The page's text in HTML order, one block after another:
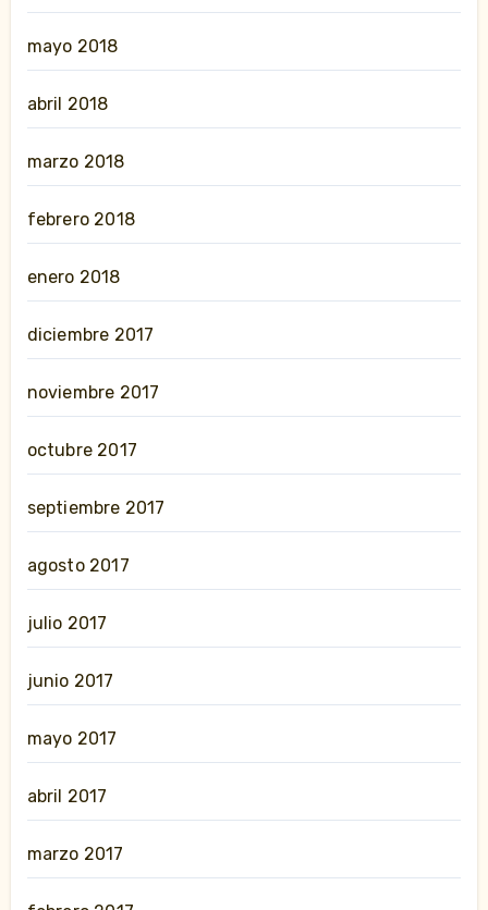
mayo 2018
abril 2018
marzo 2018
febrero 2018
enero 2018
diciembre 2017
noviembre 2017
octubre 2017
septiembre 2017
agosto 2017
julio 2017
junio 2017
mayo 2017
abril 2017
marzo 2017